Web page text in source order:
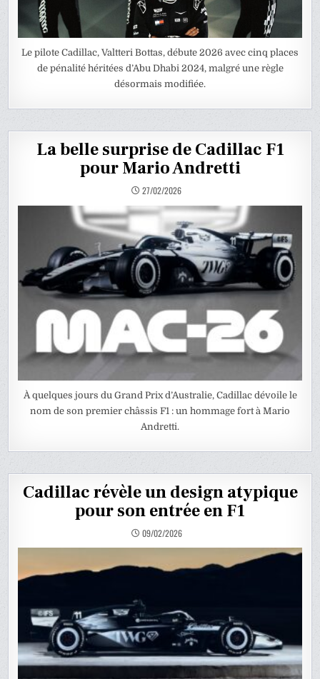
Le pilote Cadillac, Valtteri Bottas, débute 2026 avec cinq places
de pénalité héritées d’Abu Dhabi 2024, malgré une règle
désormais modifiée.
La belle surprise de Cadillac F1
pour Mario Andretti
27/02/2026
À quelques jours du Grand Prix d’Australie, Cadillac dévoile le
nom de son premier châssis F1 : un hommage fort à Mario
Andretti.
Cadillac révèle un design atypique
pour son entrée en F1
09/02/2026